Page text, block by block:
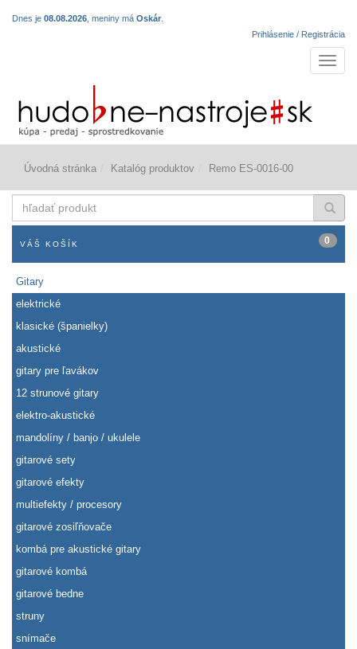
Dnes je 08.08.2026 , meniny má Oskár
Prihlásenie / Registrácia
Úvodná stránka Katalóg produktov Remo ES-0016-00
produkt
VÁŠ KOŠÍK 0
Gitary
elektrické
klasické (španielky)
akustické
gitary pre ľavákov
12 strunové gitary
elektro-akustické
mandolíny / banjo / ukulele
gitarové sety
gitarové efekty
multiefekty / procesory
gitarové zosiľňovače
kombá pre akustické gitary
gitarové kombá
gitarové bedne
struny
snímače